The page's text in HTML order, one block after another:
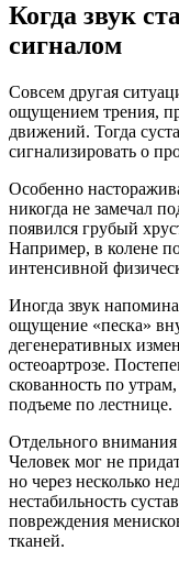
Когда звук
сигналом
Совсем другая
ощущением трения,
движений. Тогда
сигнализировать о
Особенно
никогда не замечал
появился грубый
Например, в колене
интенсивной
Иногда звук
ощущение «песка»
дегенеративных
остеоартрозе.
скованность по
подъеме по лестнице.
Отдельного внимания
Человек мог не
но через несколько
нестабильность
повреждения
тканей.